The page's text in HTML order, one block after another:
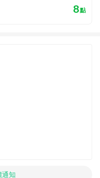
8點
通知